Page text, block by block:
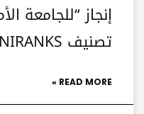
إنجاز “للجامعة
تصنيف UNIRANKS
READ MORE »